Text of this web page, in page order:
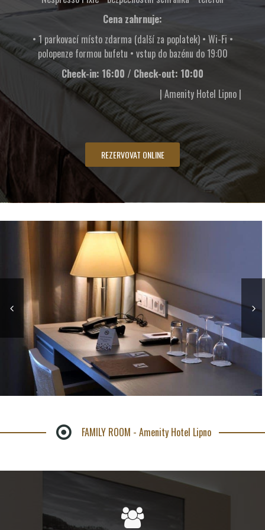
Cena zahrnuje:
• 1 parkovací místo zdarma (další za poplatek) • Wi-Fi •
polopenze formou bufetu • vstup do bazénu do 19:00
Check-in: 16:00 / Check-out: 10:00
| Amenity Hotel Lipno |
REZERVOVAT ONLINE
FAMILY ROOM - Amenity Hotel Lipno